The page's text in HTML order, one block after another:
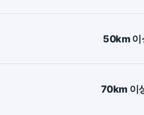
50km 이
70km 이